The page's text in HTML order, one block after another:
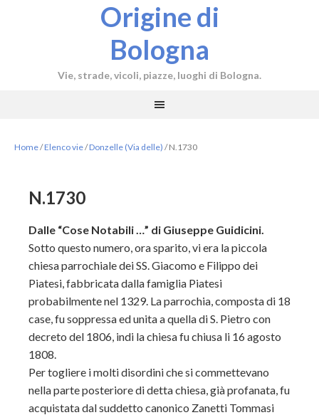
Origine di
Bologna
Vie, strade, vicoli, piazze, luoghi di Bologna.
Home/Elenco vie/Donzelle (Via delle) /N.1730
N.1730
Dalle “Cose Notabili …” di Giuseppe Guidicini.
Sotto questo numero, ora sparito, vi era la piccola
chiesa parrochiale dei SS. Giacomo e Filippo dei
Piatesi, fabbricata dalla famiglia Piatesi
probabilmente nel 1329. La parrochia, composta di 18
case, fu soppressa ed unita a quella di S. Pietro con
decreto del 1806, indi la chiesa fu chiusa li 16 agosto
1808.
Per togliere i molti disordini che si commettevano
nella parte posteriore di detta chiesa, già profanata, fu
acquistata dal suddetto canonico Zanetti Tommasi